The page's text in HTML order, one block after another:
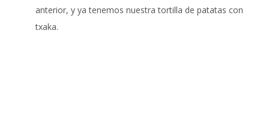
anterior, y ya tenemos nuestra tortilla de patatas con
txaka.